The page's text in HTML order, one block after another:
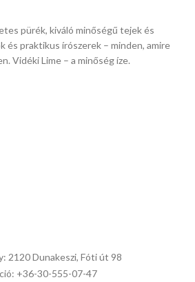
pürék, kiváló minőségű tejek és
és praktikus írószerek – minden, amire
Vidéki Lime – a minőség íze.
2120 Dunakeszi, Fóti út 98
+36-30-555-07-47